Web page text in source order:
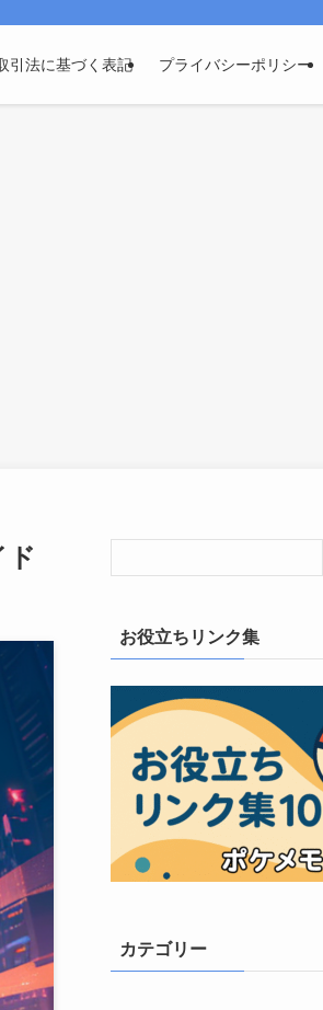
引法に基づく表記 プライバシーポリシー
ド
お役立ちリンク集
カテゴリー